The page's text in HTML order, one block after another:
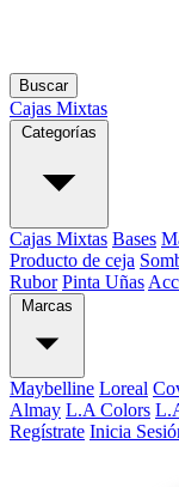
Buscar
Cajas Mixtas
Categorías
Cajas Mixtas Bases
Producto de ceja
Rubor Pinta Uñas
Marcas
Maybelline Loreal
Almay L.A Colors
Regístrate Inicia